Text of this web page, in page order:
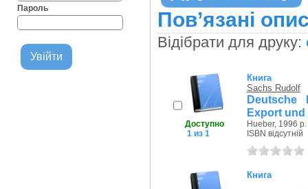
Пароль Пов’язані
Відібрати для друку:
Доступно
1 из 1
Книга
Sachs Rudolf
Deutsche
Export und
Hueber, 1996 р.
ISBN відсутній
Книга